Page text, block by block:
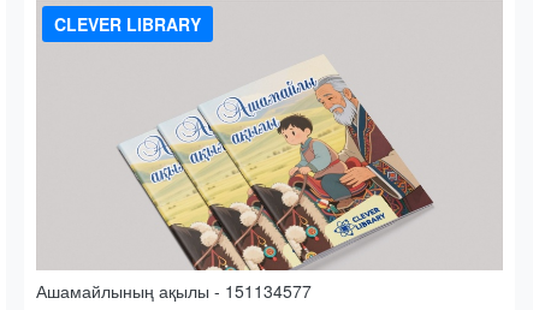
CLEVER LIBRARY
Ашамайлының ақылы - 151134577